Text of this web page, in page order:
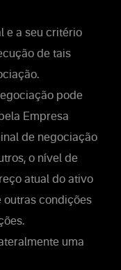
e a seu critério
de tais
pode
Empresa
de negociação
o nível de
atual do ativo
outras condições
uma